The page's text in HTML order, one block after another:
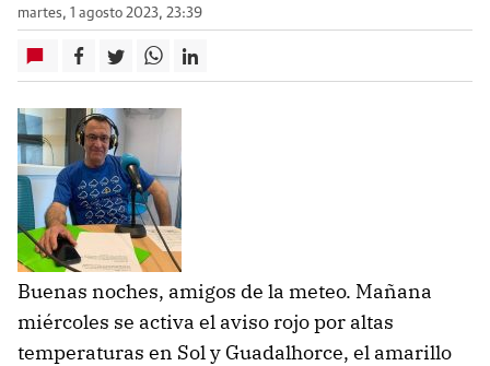
martes, 1 agosto 2023, 23:39
Buenas noches, amigos de la meteo. Mañana
miércoles se activa el aviso rojo por altas
temperaturas en Sol y Guadalhorce, el amarillo